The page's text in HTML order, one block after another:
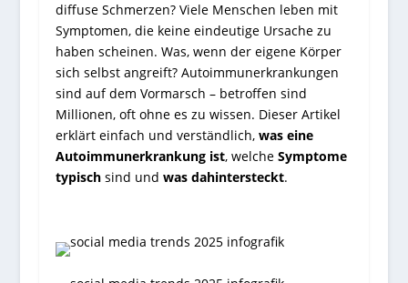
diffuse Schmerzen? Viele Menschen leben mit
Symptomen, die keine eindeutige Ursache zu
haben scheinen. Was, wenn der eigene Körper
sich selbst angreift? Autoimmunerkrankungen
sind auf dem Vormarsch – betroffen sind
Millionen, oft ohne es zu wissen. Dieser Artikel
erklärt einfach und verständlich, was eine
Autoimmunerkrankung ist, welche Symptome
typischsind und was dahintersteckt.